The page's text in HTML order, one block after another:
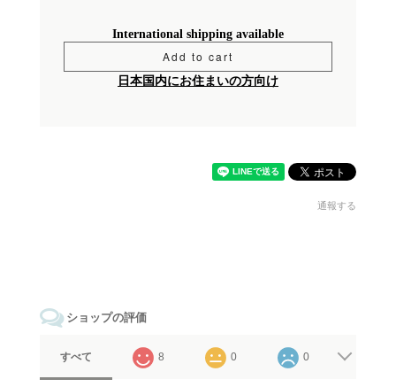
International shipping available
Add to cart
日本国内にお住まいの方向け
通報する
ショップの評価
すべて 8 0 0